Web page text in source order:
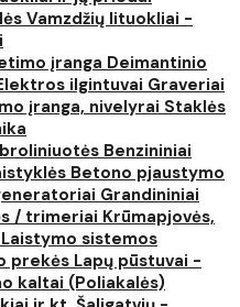
Vamzdžių lituokliai -
įranga Deimantinio
ilgintuvai Graveriai
įranga, nivelyrai Staklės
Benzininiai
Betono pjaustymo
Grandininiai
/ trimeriai Krūmapjovės,
Laistymo sistemos
prekės Lapų pūstuvai -
kaltai (Poliakalės)